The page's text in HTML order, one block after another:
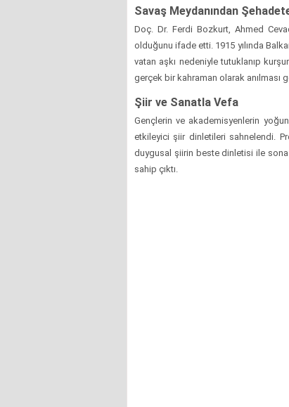
Savaş Meydanından
Doç. Dr. Ferdi Bozkurt, Ahmed
olduğunu ifade etti. 1915 yılında
vatan aşkı nedeniyle tutuklanıp
gerçek bir kahraman olarak anılması
Şiir ve Sanatla Vefa
Gençlerin ve akademisyenlerin
etkileyici şiir dinletileri sahnelendi.
duygusal şiirin beste dinletisi ile sona
sahip çıktı.